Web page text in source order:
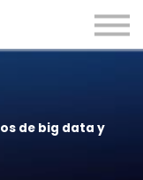
de big data y